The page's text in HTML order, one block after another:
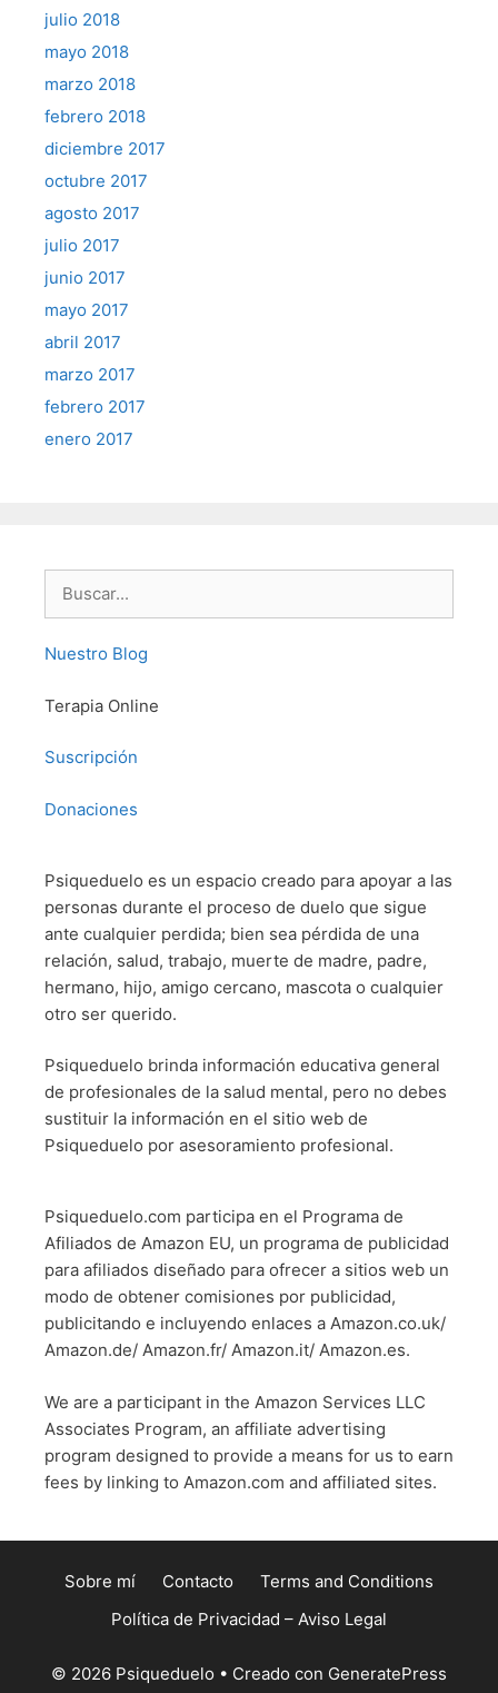
julio 2018
mayo 2018
marzo 2018
febrero 2018
diciembre 2017
octubre 2017
agosto 2017
julio 2017
junio 2017
mayo 2017
abril 2017
marzo 2017
febrero 2017
enero 2017
Nuestro Blog
Terapia Online
Suscripción
Donaciones
Psiqueduelo es un espacio creado para apoyar a las
personas durante el proceso de duelo que sigue
ante cualquier perdida; bien sea pérdida de una
relación, salud, trabajo, muerte de madre, padre,
hermano, hijo, amigo cercano, mascota o cualquier
otro ser querido.
Psiqueduelo brinda información educativa general
de profesionales de la salud mental, pero no debes
sustituir la información en el sitio web de
Psiqueduelo por asesoramiento profesional.
Psiqueduelo.com participa en el Programa de
Afiliados de Amazon EU, un programa de publicidad
para afiliados diseñado para ofrecer a sitios web un
modo de obtener comisiones por publicidad,
publicitando e incluyendo enlaces a Amazon.co.uk/
Amazon.de/ Amazon.fr/ Amazon.it/ Amazon.es.
We are a participant in the Amazon Services LLC
Associates Program, an affiliate advertising
program designed to provide a means for us to earn
fees by linking to Amazon.com and affiliated sites.
Sobre mí Contacto
Terms and Conditions
Política de Privacidad – Aviso Legal
© 2026 Psiqueduelo • Creado con GeneratePress